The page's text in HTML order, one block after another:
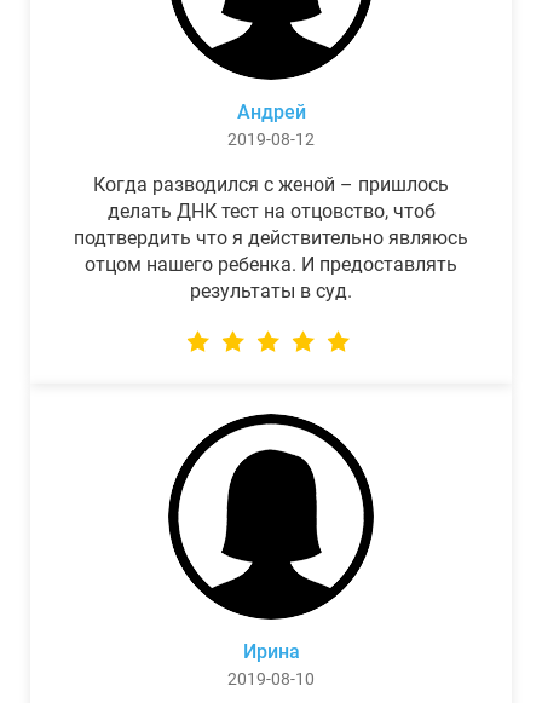
Андрей
2019-08-12
Когда разводился с женой – пришлось
делать ДНК тест на отцовство, чтоб
подтвердить что я действительно являюсь
отцом нашего ребенка. И предоставлять
результаты в суд.
Ирина
2019-08-10